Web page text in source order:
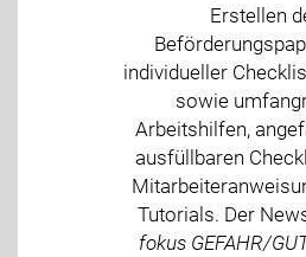
Erstellen
individueller
sowie
Arbeitshilfen,
ausfüllbaren
Tutorials. Der
fokus GEFAHR/